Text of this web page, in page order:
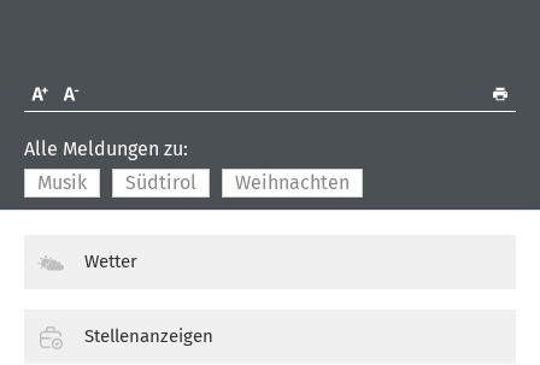
Alle Meldungen zu:
Musik
Südtirol Weihnachten
Wetter
Stellenanzeigen